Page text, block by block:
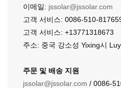
이메일: jssolar@jssolar.com
고객 서비스: 0086-510-
고객 서비스: +13771318673
주소: 중국 강소성 Yixing시
주문 및 배송 지원
jssolar@jssolar.com / 0086-